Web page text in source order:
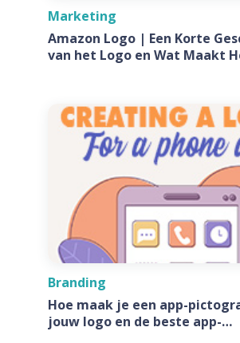
Marketing
Amazon Logo | Een Korte
van het Logo en Wat Maakt
Branding
Hoe maak je een app-
jouw logo en de beste app-